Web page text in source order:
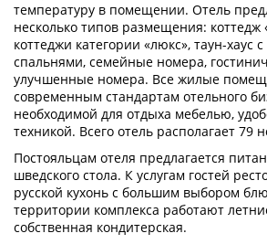
температуру в помещении. Отель
несколько типов размещения: коттедж
коттеджи категории «люкс», таун-хаус
спальнями, семейные номера,
улучшенные номера. Все жилые
современным стандартам отельного
необходимой для отдыха мебелью,
техникой. Всего отель располагает 79
Постояльцам отеля предлагается
шведского стола. К услугам гостей
русской кухонь с большим выбором
территории комплекса работают
собственная кондитерская.